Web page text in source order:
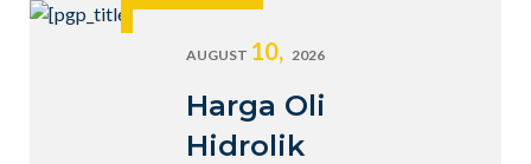
AUGUST 10, 2026
Harga Oli
Hidrolik